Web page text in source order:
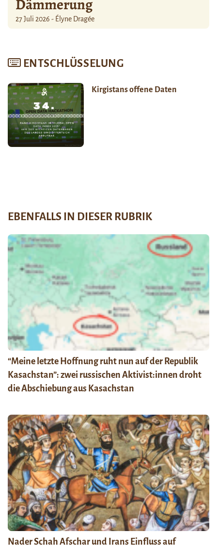
Dämmerung
27 Juli 2026 - Élyne Dragée
ENTSCHLÜSSELUNG
Kirgistans offene Daten
EBENFALLS IN DIESER RUBRIK
“Meine letzte Hoffnung ruht nun auf der Republik
Kasachstan”: zwei russischen Aktivist:innen droht
die Abschiebung aus Kasachstan
Nader Schah Afschar und Irans Einfluss auf